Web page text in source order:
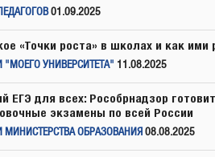
01.09.2025
«Точки роста» в школах и как ими
"МОЕГО УНИВЕРСИТЕТА" 11.08.2025
ЕГЭ для всех: Рособрнадзор
экзамены по всей России
МИНИСТЕРСТВА ОБРАЗОВАНИЯ 08.08.2025